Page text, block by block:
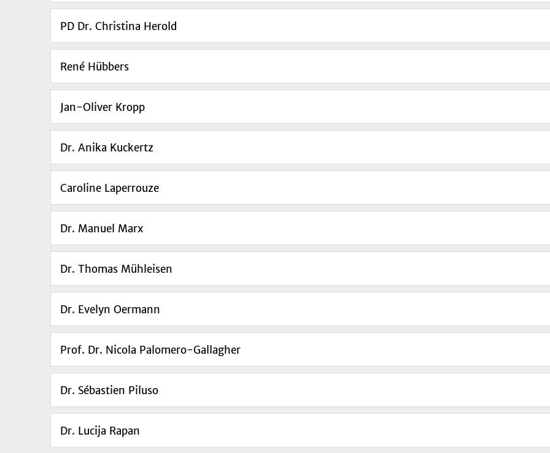
PD Dr. Christina Herold
René Hübbers
Jan-Oliver Kropp
Dr. Anika Kuckertz
Caroline Laperrouze
Dr. Manuel Marx
Dr. Thomas Mühleisen
Dr. Evelyn Oermann
Prof. Dr. Nicola Palomero-Gallagher
Dr. Sébastien Piluso
Dr. Lucija Rapan